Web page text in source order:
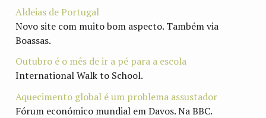
Aldeias de Portugal
Novo site com muito bom aspecto. Também via
Boassas.
Outubro é o mês de ir a pé para a escola
International Walk to School.
Aquecimento global é um problema assustador
Fórum económico mundial em Davos. Na BBC.